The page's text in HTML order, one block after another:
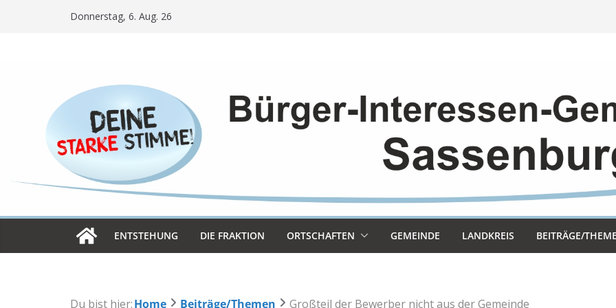
Donnerstag, 6. Aug. 26
ENT­STE­HUNG DIE FRAK­TION ORT­SCHAF­TEN GEMEINDE LAND­KREIS BEITRÄGE/
Du bist hier:Home Beiträge/Themen Großteil der Bewerber nicht aus der Gemeinde